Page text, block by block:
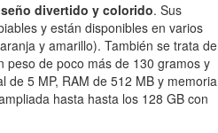
divertido y colorido. Sus
y están disponibles en varios
y amarillo). También se trata de
peso de poco más de 130 gramos y
de 5 MP, RAM de 512 MB y memoria
hasta hasta los 128 GB con